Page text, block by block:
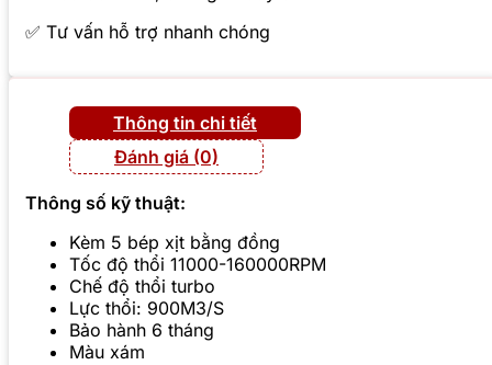
✅ Tư vấn hỗ trợ nhanh chóng
Thông tin chi tiết
Đánh giá (0)
Thông số kỹ thuật:
Kèm 5 bép xịt bằng đồng
Tốc độ thổi 11000-160000RPM
Chế độ thổi turbo
Lực thổi: 900M3/S
Bảo hành 6 tháng
Màu xám